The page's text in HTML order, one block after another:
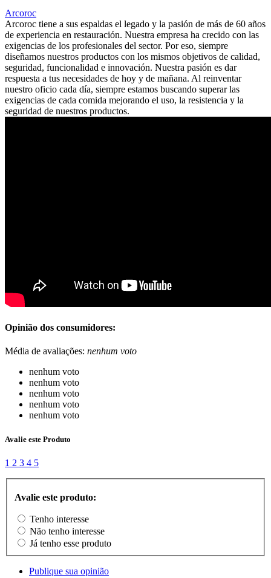
Arcoroc
Arcoroc tiene a sus espaldas el legado y la pasión de más de 60 años
de experiencia en restauración. Nuestra empresa ha crecido con las
exigencias de los profesionales del sector. Por eso, siempre
diseñamos nuestros productos con los mismos objetivos de calidad,
seguridad, funcionalidad e innovación. Nuestra pasión es dar
respuesta a tus necesidades de hoy y de mañana. Al reinventar
nuestro oficio cada día, siempre estamos buscando superar las
exigencias de cada comida mejorando el uso, la resistencia y la
seguridad de nuestros productos.
Opinião dos consumidores:
Média de avaliações: nenhum voto
nenhum voto
nenhum voto
nenhum voto
nenhum voto
nenhum voto
Avalie este Produto
1 2 3 4 5
Avalie este produto:
Tenho interesse
Não tenho interesse
Já tenho esse produto
Publique sua opinião